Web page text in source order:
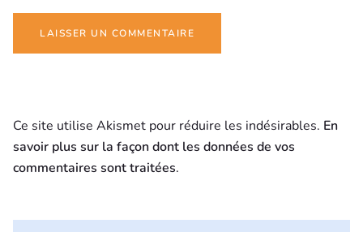
Ce site utilise Akismet pour réduire les indésirables. En
savoir plus sur la façon dont les données de vos
commentaires sont traitées.